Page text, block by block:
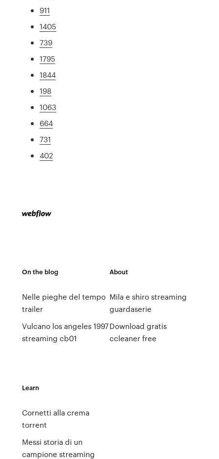
911
1405
739
1795
1844
198
1063
664
731
402
On the blog
Nelle pieghe del tempo
trailer
Vulcano los angeles 1997
streaming cb01
About
Mila e shiro streaming
guardaserie
Download gratis
ccleaner free
Learn
Cornetti alla crema
torrent
Messi storia di un
campione streaming